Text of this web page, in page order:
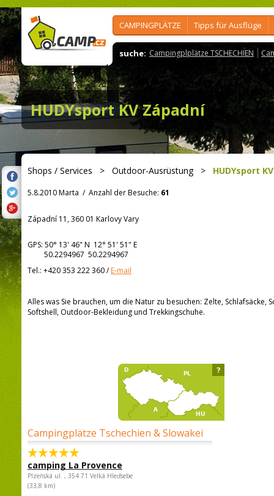
CAMPINGPLÄTZE Tipps für Ausflüge
suche: Campingplplätze TSCHECHIEN
HUDYsport KV Západní
Shops / Services > Outdoor-Ausrüstung> HUDYsport
5.8.2010 Marta / Anzahl der Besuche: 61
Západní 11, 360 01 Karlovy Vary
GPS: 50° 13' 46" N 12° 51' 51" E
50.2294967 50.2294967
Tel.: +420 353 222 360/E-mail
Alles was Sie brauchen, um die Natur zu besuchen: Zelte, Schlafsäcke,
Softshell, Outdoor-Bekleidung und Trekkingschuhe.
Campingplätze Tschechien & Slowakei
camping La Provence
Plzeňská ul. , 354 71 Velká Hleďsebe
(33,8 km)
?